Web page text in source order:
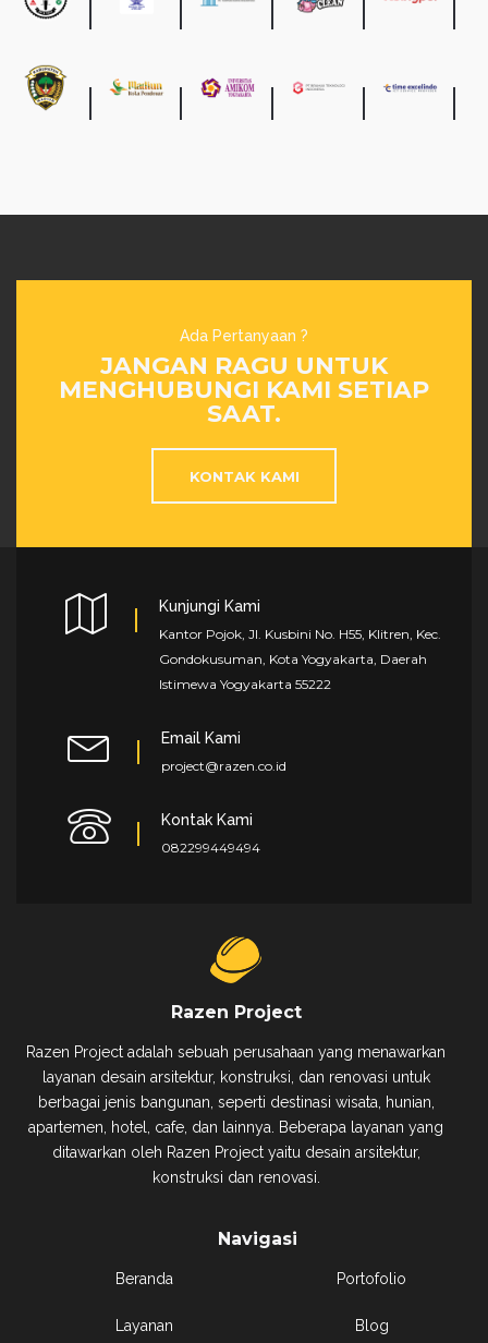
Ada Pertanyaan ?
JANGAN RAGU UNTUK
MENGHUBUNGI KAMI SETIAP
SAAT.
KONTAK KAMI
Kunjungi Kami
Kantor Pojok, Jl. Kusbini No. H55, Klitren, Kec.
Gondokusuman, Kota Yogyakarta, Daerah
Istimewa Yogyakarta 55222
Email Kami
project@razen.co.id
Kontak Kami
082299449494
Razen Project
Razen Project adalah sebuah perusahaan yang menawarkan
layanan desain arsitektur, konstruksi, dan renovasi untuk
berbagai jenis bangunan, seperti destinasi wisata, hunian,
apartemen, hotel, cafe, dan lainnya. Beberapa layanan yang
ditawarkan oleh Razen Project yaitu desain arsitektur,
konstruksi dan renovasi.
Navigasi
Beranda
Layanan
Portofolio
Blog